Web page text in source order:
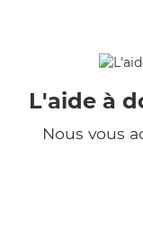
L'aide à
Nous vous